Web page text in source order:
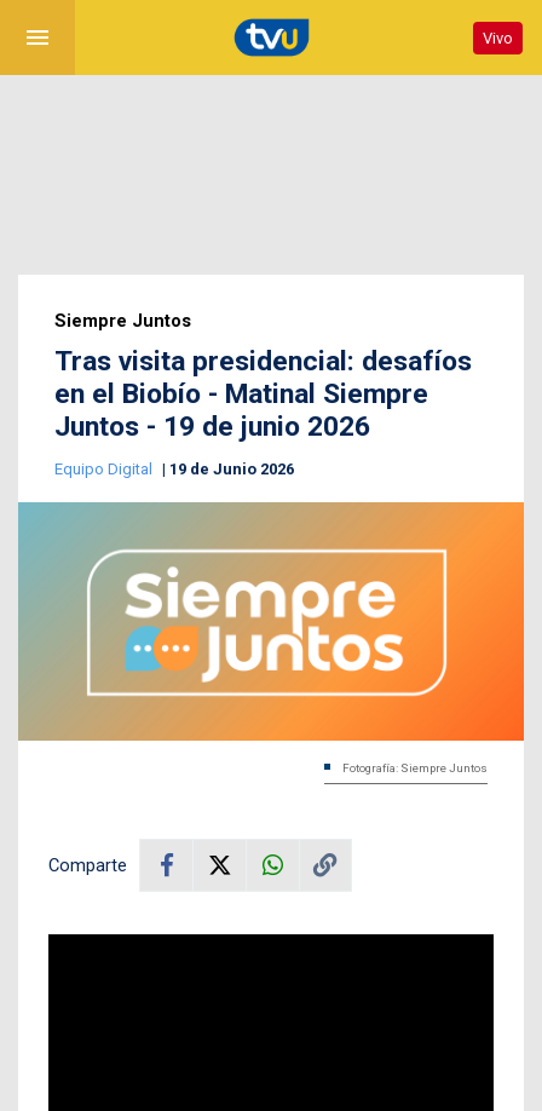
menu Vivo
Siempre Juntos
Tras visita presidencial: desafíos
en el Biobío - Matinal Siempre
Juntos - 19 de junio 2026
Equipo Digital 19 de Junio 2026
Fotografía: Siempre Juntos
Comparte